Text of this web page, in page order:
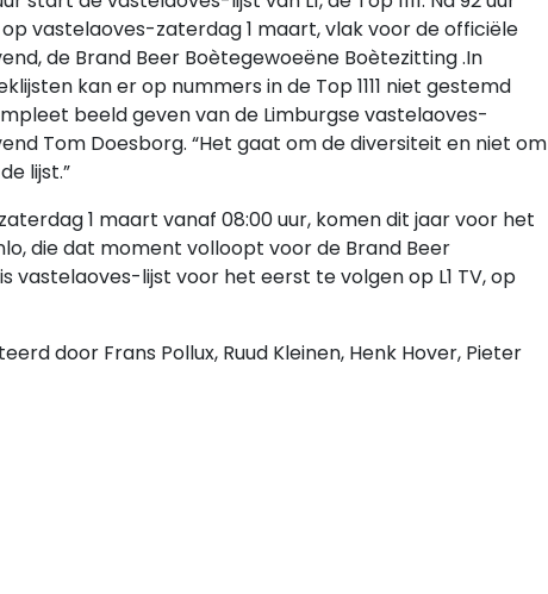
vastelaoves-zaterdag 1 maart, vlak voor de officiële
de Brand Beer Boètegewoeëne Boètezitting .In
kan er op nummers in de Top 1111 niet gestemd
beeld geven van de Limburgse vastelaoves-
Tom Doesborg. “Het gaat om de diversiteit en niet om
lijst.”
zaterdag 1 maart vanaf 08:00 uur, komen dit jaar voor het
die dat moment volloopt voor de Brand Beer
vastelaoves-lijst voor het eerst te volgen op L1 TV, op
door Frans Pollux, Ruud Kleinen, Henk Hover, Pieter